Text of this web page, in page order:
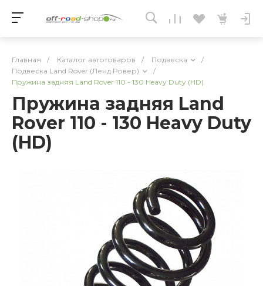
Главная / Каталог автотоваров / Подвеска
/
Подвеска Land Rover (Ленд Ровер)
/
Пружина задняя Land Rover 110 - 130 Heavy Duty (HD)
Пружина задняя Land
Rover 110 - 130 Heavy Duty
(HD)